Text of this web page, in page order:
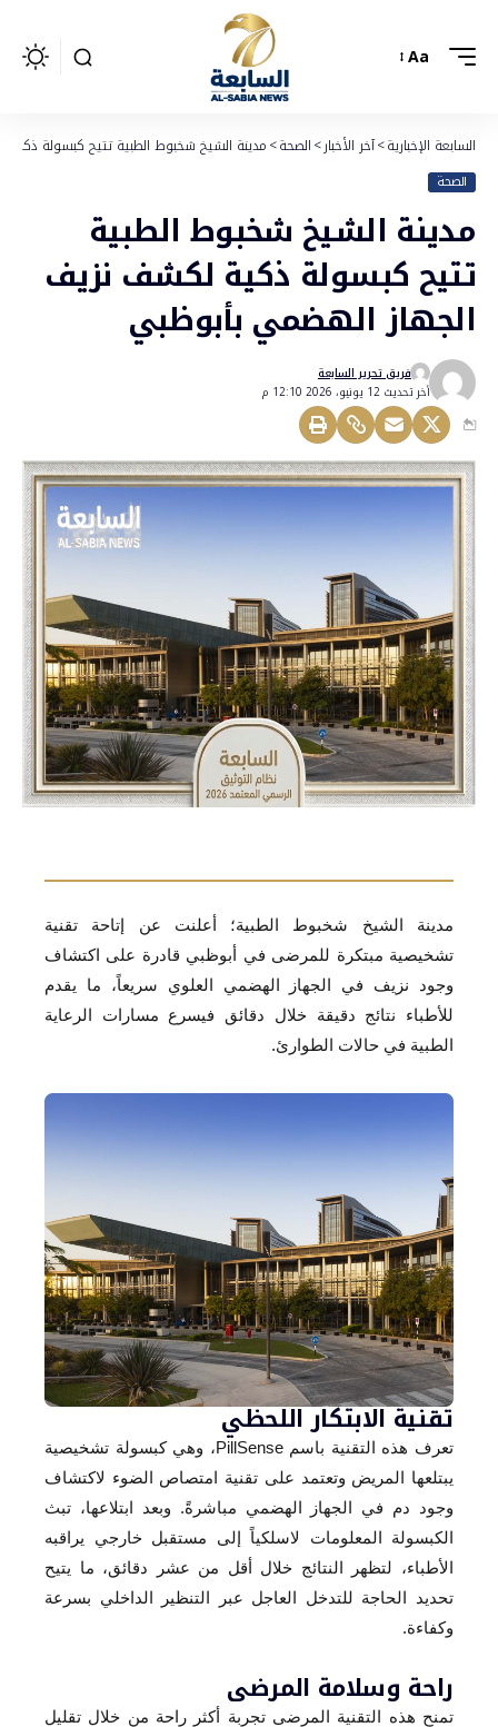
Aa
السابعة الإخبارية>آخر الأخبار>الصحة>مدينة الشيخ شخبوط الطبية تتيح كبسولة
الصحة
مدينة الشيخ شخبوط الطبية
تتيح كبسولة ذكية لكشف نزيف
الجهاز الهضمي بأبوظبي
أخر تحديث 12 يونيو، 2026 12:10 م
فريق تحرير السابعة
مدينة الشيخ شخبوط الطبية؛ أعلنت عن إتاحة تقنية
تشخيصية مبتكرة للمرضى في أبوظبي قادرة على اكتشاف
وجود نزيف في الجهاز الهضمي العلوي سريعاً، ما يقدم
للأطباء نتائج دقيقة خلال دقائق فيسرع مسارات الرعاية
الطبية في حالات الطوارئ.
تقنية الابتكار اللحظي
تعرف هذه التقنية باسم PillSense، وهي كبسولة تشخيصية
يبتلعها المريض وتعتمد على تقنية امتصاص الضوء لاكتشاف
وجود دم في الجهاز الهضمي مباشرةً. وبعد ابتلاعها، تبث
الكبسولة المعلومات لاسلكياً إلى مستقبل خارجي يراقبه
الأطباء، لتظهر النتائج خلال أقل من عشر دقائق، ما يتيح
تحديد الحاجة للتدخل العاجل عبر التنظير الداخلي بسرعة
وكفاءة.
راحة وسلامة المرضى
تمنح هذه التقنية المرضى تجربة أكثر راحة من خلال تقليل